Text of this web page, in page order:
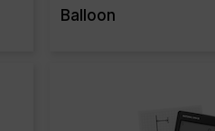
Balloon